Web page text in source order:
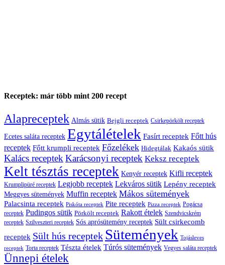
Receptek: már több mint 200 recept
Alapreceptek Almás sütik Bejgli receptek Csirkepörkölt receptek
Ecetes saláta receptek Egytálételek Fasírt receptek Főtt hús
receptek Főtt krumpli receptek Főzelékek Hidegtálak Kakaós sütik
Kalács receptek Karácsonyi receptek Keksz receptek
Kelt tésztás receptek Kenyér receptek Kifli receptek
Krumplipüré receptek Legjobb receptek Lekváros sütik Lepény receptek
Meggyes sütemények Muffin receptek Mákos sütemények
Palacsinta receptek Piskóta receptek Pite receptek Pizza receptek Pogácsa
receptek Pudingos sütik Pörkölt receptek Rakott ételek Szendvicskrém
receptek Szilveszteri receptek Sós aprósütemény receptek Sült csirkecomb
receptek Sült hús receptek Sütemények Tojásleves
receptek Torta receptek Tészta ételek Túrós sütemények Vegyes saláta receptek
Ünnepi ételek